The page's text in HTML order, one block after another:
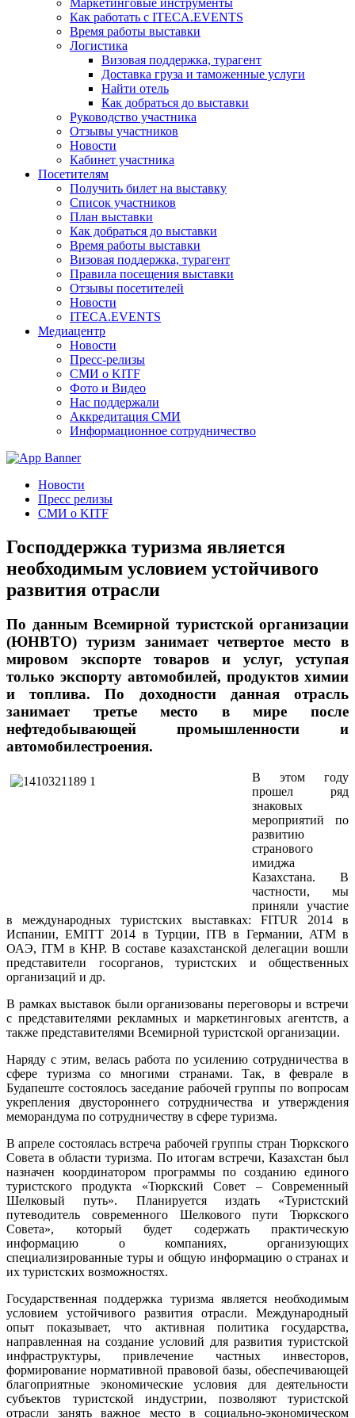
Как работать с ITECA.EVENTS
Время работы выставки
Логистика
Визовая поддержка, турагент
Доставка груза и таможенные услуги
Найти отель
Как добраться до выставки
Руководство участника
Отзывы участников
Новости
Кабинет участника
Посетителям
Получить билет на выставку
Список участников
План выставки
Как добраться до выставки
Время работы выставки
Визовая поддержка, турагент
Правила посещения выставки
Отзывы посетителей
Новости
ITECA.EVENTS
Медиацентр
Новости
Пресс-релизы
СМИ о KITF
Фото и Видео
Нас поддержали
Аккредитация СМИ
Информационное сотрудничество
Новости
Пресс релизы
СМИ о KITF
Господдержка туризма является
необходимым условием устойчивого
развития отрасли
По данным Всемирной туристской организации
(ЮНВТО) туризм занимает четвертое место в
мировом экспорте товаров и услуг, уступая
только экспорту автомобилей, продуктов химии
и топлива. По доходности данная отрасль
занимает третье место в мире после
нефтедобывающей промышленности и
автомобилестроения.
В этом году
прошел ряд
знаковых
мероприятий по
развитию
странового
имиджа
Казахстана. В
частности, мы
приняли участие
в международных туристских выставках: FITUR 2014 в
Испании, EMITT 2014 в Турции, ITB в Германии, ATM в
ОАЭ, ITM в КНР. В составе казахстанской делегации вошли
представители госорганов, туристских и общественных
организаций и др.
В рамках выставок были организованы переговоры и встречи
с представителями рекламных и маркетинговых агентств, а
также представителями Всемирной туристской организации.
Наряду с этим, велась работа по усилению сотрудничества в
сфере туризма со многими странами. Так, в феврале в
Будапеште состоялось заседание рабочей группы по вопросам
укрепления двустороннего сотрудничества и утверждения
меморандума по сотрудничеству в сфере туризма.
В апреле состоялась встреча рабочей группы стран Тюркского
Совета в области туризма. По итогам встречи, Казахстан был
назначен координатором программы по созданию единого
туристского продукта «Тюркский Совет – Современный
Шелковый путь». Планируется издать «Туристский
путеводитель современного Шелкового пути Тюркского
Совета», который будет содержать практическую
информацию о компаниях, организующих
специализированные туры и общую информацию о странах и
их туристских возможностях.
Государственная поддержка туризма является необходимым
условием устойчивого развития отрасли. Международный
опыт показывает, что активная политика государства,
направленная на создание условий для развития туристской
инфраструктуры, привлечение частных инвесторов,
формирование нормативной правовой базы, обеспечивающей
благоприятные экономические условия для деятельности
субъектов туристской индустрии, позволяют туристской
отрасли занять важное место в социально-экономическом